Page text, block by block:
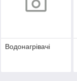
Водонагрівачі